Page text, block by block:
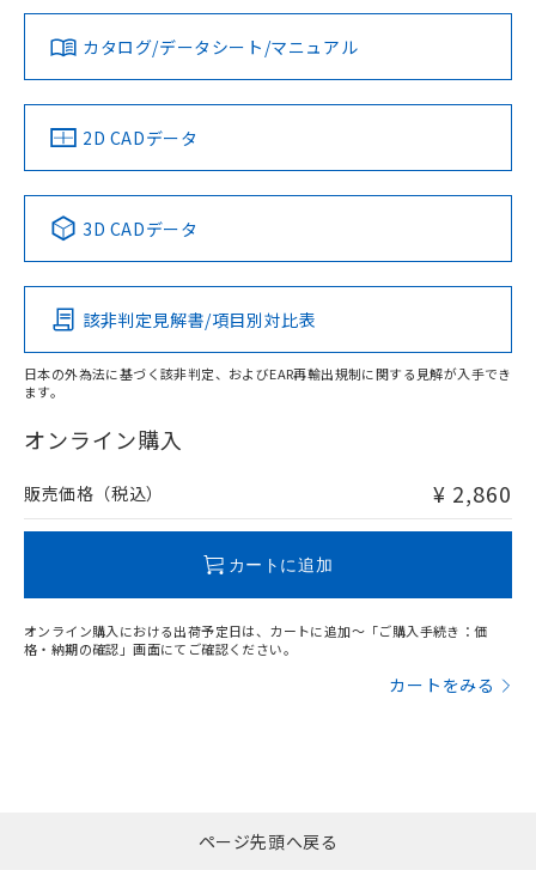
ダウンロードデータをご利用いただく前に、以下を必ずお読
みください。
ソフトウェアの使用条件
対応済み
中国 RoHS 注意事項・凡例
Pb Hg Cd Cr(VI)
O
在庫等で未対応品が混在する可能性があります。
問い合わせください。
LR型式承認
（イギリス
船舶規格）
DNV型式承認
（ノルウェー
BV型式承認
（フランス
KR型式
（韓国
No No No No
この製品の規格認証/適合状況ページへ
その他の認証はこちらのページからご検索ください
カタログ/データシート/マニュアル
2D CADデータ
3D CADデータ
該非判定見解書/項目別対比表
日本の外為法に基づく該非判定、およびEAR再輸出規制に関する見解が入手でき
ます。
オンライン購入
販売価格（税込） ¥ 2,860
カートに追加
オンライン購入における出荷予定日は、カートに追加～「ご購入手続き：価
格・納期の確認」画面にてご確認ください。
カートをみる
ページ先頭へ戻る